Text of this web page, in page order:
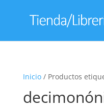
Inicio/ Productos